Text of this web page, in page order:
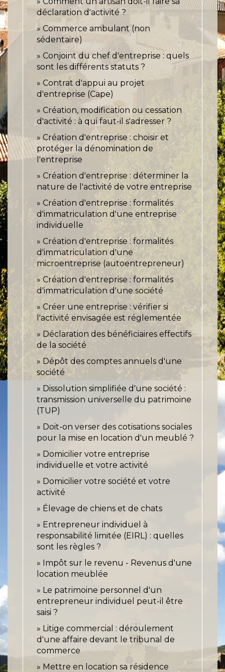
déclaration d'activité ?
Commerce ambulant (non
sédentaire)
Conjoint du chef d'entreprise : quels
sont les différents statuts ?
Contrat d'appui au projet
d'entreprise (Cape)
Création, modification ou cessation
d'activité : à qui faut-il s'adresser ?
Création d'entreprise : choisir et
protéger la dénomination de
l'entreprise
Création d'entreprise : déterminer la
nature de l'activité de votre entreprise
Création d'entreprise : formalités
d'immatriculation d'une entreprise
individuelle
Création d'entreprise : formalités
d'immatriculation d'une
microentreprise (autoentrepreneur)
Création d'entreprise : formalités
d'immatriculation d'une société
Créer une entreprise : vérifier si
l'activité envisagée est réglementée
Déclaration des bénéficiaires effectifs
de la société
Dépôt des comptes annuels d'une
société
Dissolution simplifiée d'une société :
transmission universelle du patrimoine
(TUP)
Doit-on verser des cotisations sociales
pour la mise en location d'un meublé ?
Domicilier votre entreprise
individuelle et votre activité
Domicilier votre société et votre
activité
Élevage de chiens et de chats
Entrepreneur individuel à
responsabilité limitée (EIRL) : quelles
sont les règles ?
Impôt sur le revenu - Revenus d'une
location meublée
Le patrimoine personnel d'un
entrepreneur individuel peut-il être
saisi ?
Litige commercial : déroulement
d'une affaire devant le tribunal de
commerce
Mettre en location sa résidence